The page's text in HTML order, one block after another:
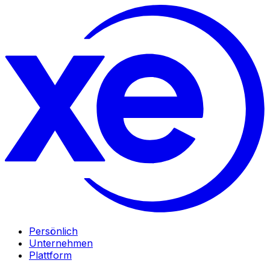
Persönlich
Unternehmen
Plattform